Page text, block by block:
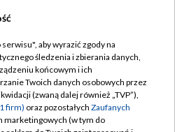
TVP
TVP
prywatności
aby wyrazić zgody na
śledzenia i zbierania danych,
końcowym i ich
Twoich danych osobowych przez
(zwaną dalej również „TVP”),
firm) oraz pozostałych Zaufanych
marketingowych (w tym do